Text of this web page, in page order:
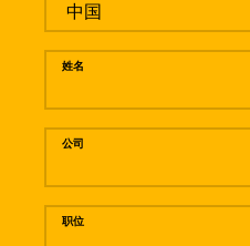
姓名
公司
职位